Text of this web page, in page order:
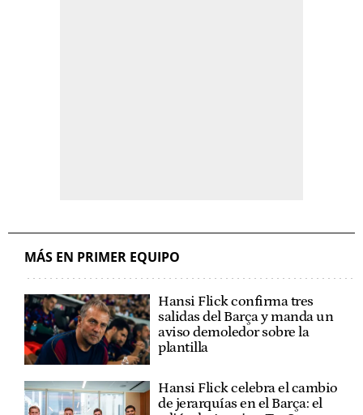
MÁS EN PRIMER EQUIPO
Hansi Flick confirma tres
salidas del Barça y manda un
aviso demoledor sobre la
plantilla
Hansi Flick celebra el cambio
de jerarquías en el Barça: el